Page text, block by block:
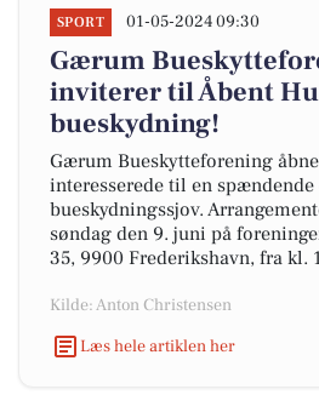
SPORT 01-05-2024 09:30
Gærum
inviterer til Åbent
bueskydning!
Gærum Bueskytteforening
interesserede til en spændende
bueskydningssjov.
søndag den 9. juni på
35, 9900 Frederikshavn, fra kl.
Kilde: Anton Christensen
Læs hele artiklen her